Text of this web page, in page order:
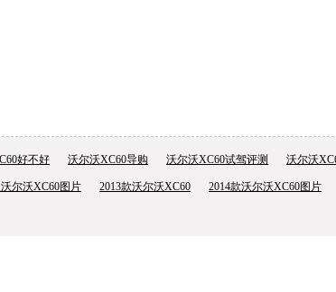
好不好 沃尔沃XC60导购 沃尔沃XC60试驾评测 沃尔沃
尔沃XC60图片 2013款沃尔沃XC60 2014款沃尔沃XC60图片